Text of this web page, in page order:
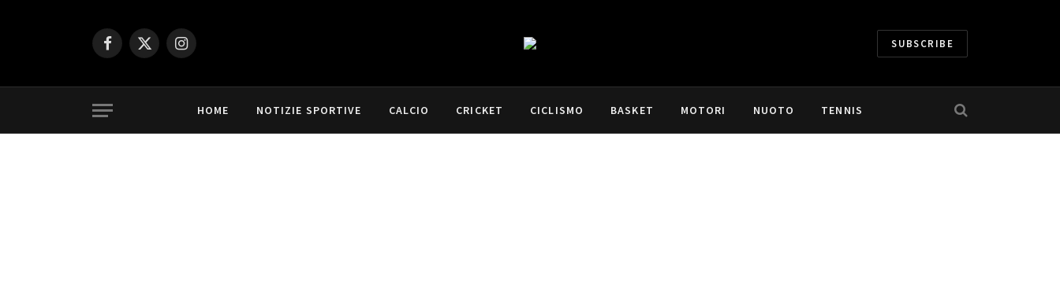
Facebook
X
Instagram SUBSCRIBE
HOME NOTIZIE SPORTIVE CALCIO CRICKET CICLISMO BASKET MOTORI NUOTO TENNIS